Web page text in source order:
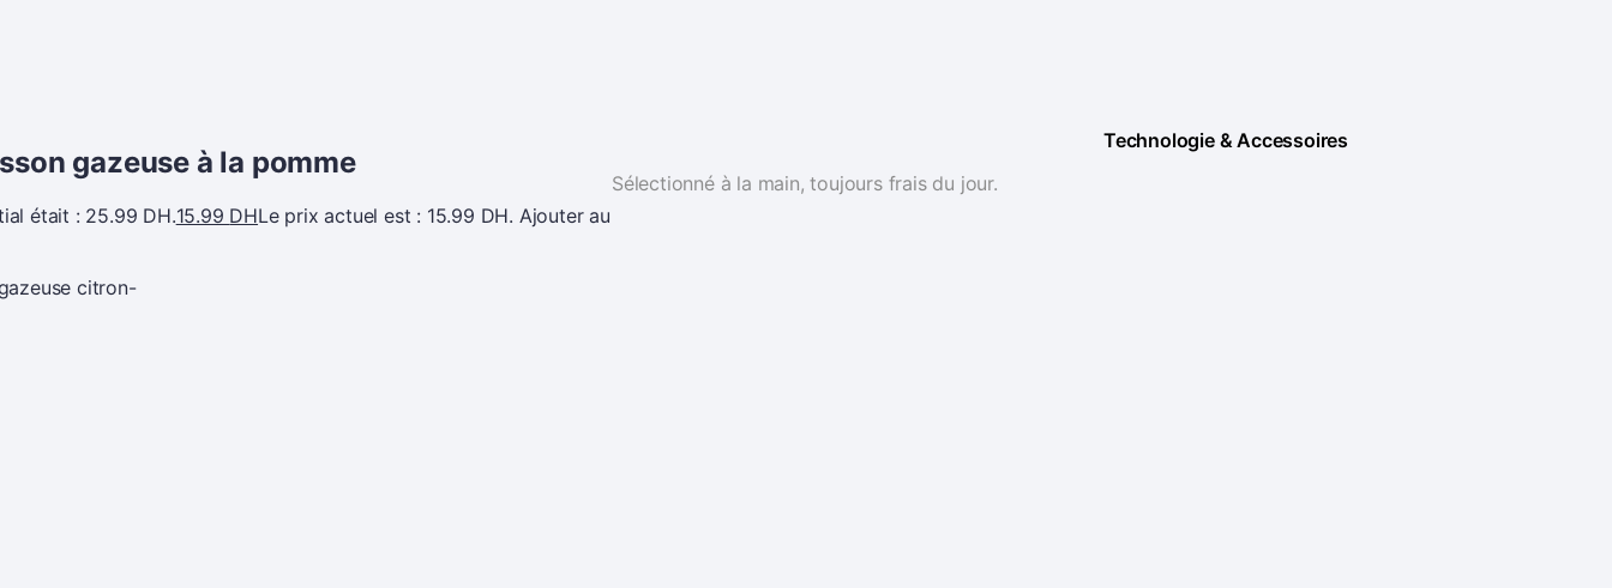
gazeuse à la pomme
était : 25.99 DH.15.99 DHLe prix actuel est : 15.99 DH. Ajouter au
Technologie & Accessoires
Sélectionné à la main, toujours frais du jour.